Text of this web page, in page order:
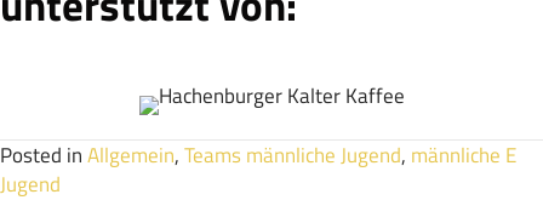
Posted inAllgemein,Teams männliche Jugend, männliche E
Jugend